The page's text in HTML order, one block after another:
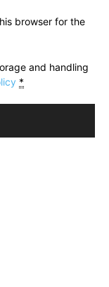
browser for the
and handling
*